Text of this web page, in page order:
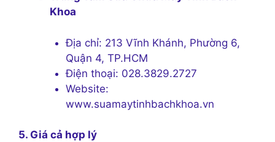
Khoa
Địa chỉ: 213 Vĩnh Khánh, Phường 6,
Quận 4, TP.HCM
Điện thoại: 028.3829.2727
Website:
www.suamaytinhbachkhoa.vn
5. Giá cả hợp lý